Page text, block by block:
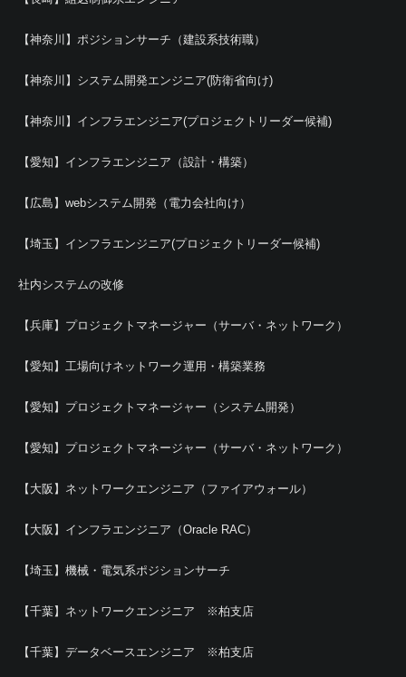
【神奈川】ポジションサーチ（建設系技術職）
【神奈川】システム開発エンジニア(防衛省向け)
【神奈川】インフラエンジニア(プロジェクトリーダー候補)
【愛知】インフラエンジニア（設計・構築）
【広島】webシステム開発（電力会社向け）
【埼玉】インフラエンジニア(プロジェクトリーダー候補)
社内システムの改修
【兵庫】プロジェクトマネージャー（サーバ・ネットワーク）
【愛知】工場向けネットワーク運用・構築業務
【愛知】プロジェクトマネージャー（システム開発）
【愛知】プロジェクトマネージャー（サーバ・ネットワーク）
【大阪】ネットワークエンジニア（ファイアウォール）
【大阪】インフラエンジニア（Oracle RAC）
【埼玉】機械・電気系ポジションサーチ
【千葉】ネットワークエンジニア ※柏支店
【千葉】データベースエンジニア ※柏支店